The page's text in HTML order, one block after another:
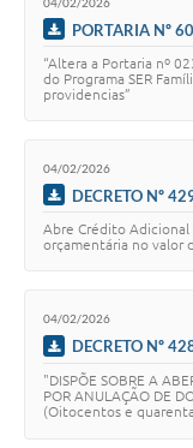
PORTARIA Nº
“Altera a Portaria nº
do Programa SER
providencias”
04/02/2026
DECRETO Nº
Abre Crédito
orçamentária no valor
04/02/2026
DECRETO Nº
"DISPÕE SOBRE A
POR ANULAÇÃO DE
(Oitocentos e